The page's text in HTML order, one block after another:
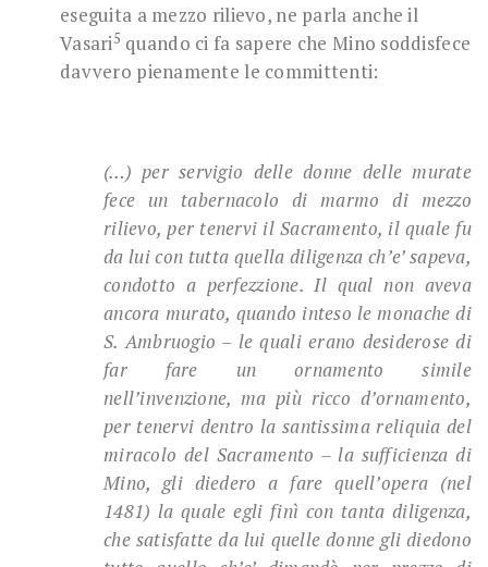
eseguita a mezzo rilievo, ne parla anche il
Vasari5 quando ci fa sapere che Mino soddisfece
davvero pienamente le committenti:
(…) per servigio delle donne delle murate
fece un tabernacolo di marmo di mezzo
rilievo, per tenervi il Sacramento, il quale fu
da lui con tutta quella diligenza ch’e’ sapeva,
condotto a perfezzione. Il qual non aveva
ancora murato, quando inteso le monache di
S. Ambruogio – le quali erano desiderose di
far fare un ornamento simile
nell’invenzione, ma più ricco d’ornamento,
per tenervi dentro la santissima reliquia del
miracolo del Sacramento – la sufficienza di
Mino, gli diedero a fare quell’opera (nel
1481) la quale egli finì con tanta diligen­za,
che satisfatte da lui quelle donne gli diedono